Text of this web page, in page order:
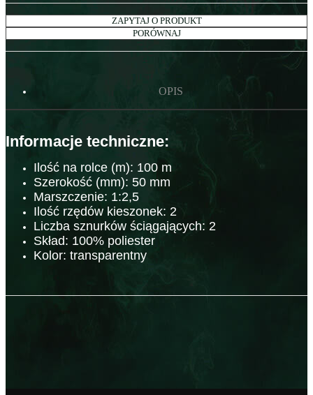
ZAPYTAJ O PRODUKT
PORÓWNAJ
OPIS
Informacje techniczne:
Ilość na rolce (m): 100 m
Szerokość (mm): 50 mm
Marszczenie: 1:2,5
Ilość rzędów kieszonek: 2
Liczba sznurków ściągających: 2
Skład: 100% poliester
Kolor: transparentny